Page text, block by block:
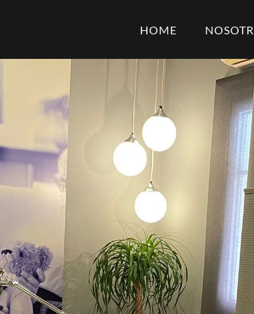
HOME